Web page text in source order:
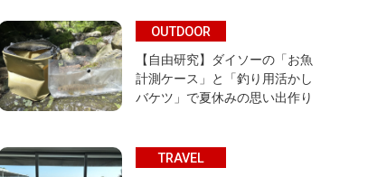
OUTDOOR
【自由研究】ダイソーの「お魚
計測ケース」と「釣り用活かし
バケツ」で夏休みの思い出作り
TRAVEL